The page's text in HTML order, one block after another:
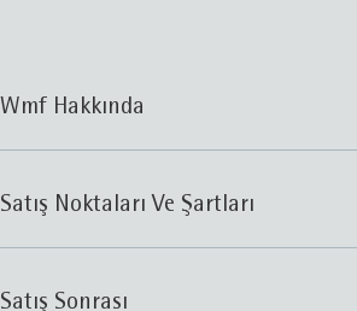
Wmf Hakkında
Satış Noktaları Ve Şartları
Satış Sonrası